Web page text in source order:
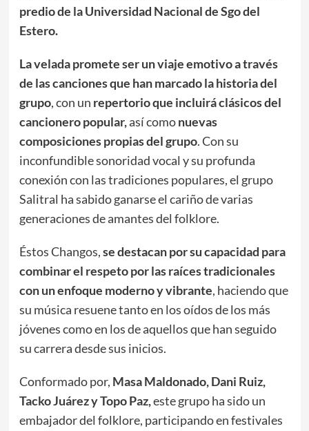
predio de la Universidad Nacional de Sgo del
Estero.
La velada promete ser un viaje emotivo a través
de las canciones que han marcado la historia del
grupo, con un repertorio que incluirá clásicos del
cancionero popular,así comonuevas
composiciones propias del grupo. Con su
inconfundible sonoridad vocal y su profunda
conexión con las tradiciones populares, el grupo
Salitral ha sabido ganarse el cariño de varias
generaciones de amantes del folklore.
Éstos Changos,se destacan por su capacidad para
combinar el respeto por las raíces tradicionales
con un enfoque moderno y vibrante, haciendo que
su música resuene tanto en los oídos de los más
jóvenes como en los de aquellos que han seguido
su carrera desde sus inicios.
Conformado por, Masa Maldonado, Dani Ruiz,
Tacko Juárez y Topo Paz,este grupo ha sido un
embajador del folklore, participando en festivales